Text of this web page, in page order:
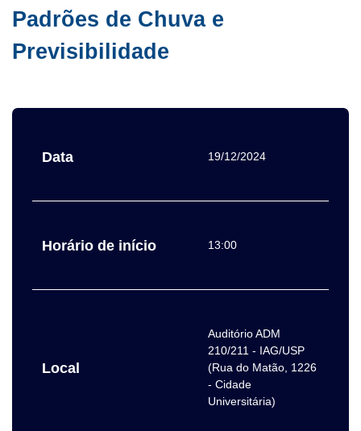
Padrões de Chuva e
Previsibilidade
Data 19/12/2024
Horário de início 13:00
Local
Auditório ADM
210/211 - IAG/USP
(Rua do Matão, 1226
- Cidade
Universitária)